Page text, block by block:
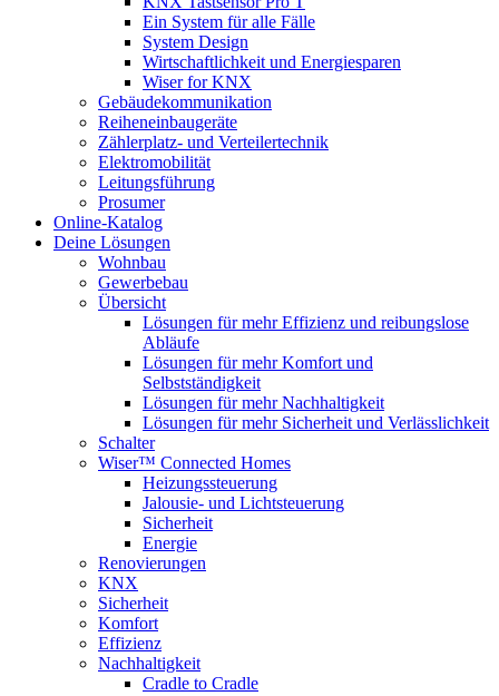
Ein System für alle Fälle
System Design
Wirtschaftlichkeit und Energiesparen
Wiser for KNX
Gebäudekommunikation
Reiheneinbaugeräte
Zählerplatz- und Verteilertechnik
Elektromobilität
Leitungsführung
Prosumer
Online-Katalog
Deine Lösungen
Wohnbau
Gewerbebau
Übersicht
Lösungen für mehr Effizienz und reibungslose
Abläufe
Lösungen für mehr Komfort und
Selbstständigkeit
Lösungen für mehr Nachhaltigkeit
Lösungen für mehr Sicherheit und Verlässlichkeit
Schalter
Wiser™ Connected Homes
Heizungssteuerung
Jalousie- und Lichtsteuerung
Sicherheit
Energie
Renovierungen
KNX
Sicherheit
Komfort
Effizienz
Nachhaltigkeit
Cradle to Cradle